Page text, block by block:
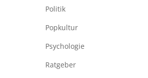
Politik
Popkultur
Psychologie
Ratgeber